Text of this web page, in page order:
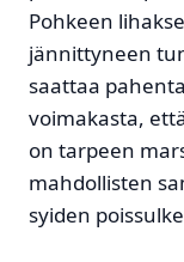
Pohkeen
jännittyneen
saattaa
voimakasta,
on tarpeen
mahdollisten
syiden